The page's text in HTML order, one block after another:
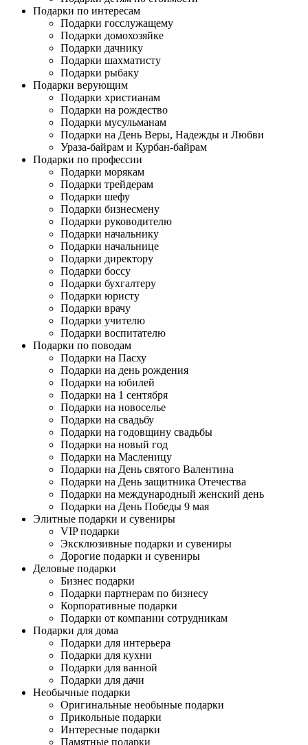
Подарки по интересам
Подарки госслужащему
Подарки домохозяйке
Подарки дачнику
Подарки шахматисту
Подарки рыбаку
Подарки верующим
Подарки христианам
Подарки на рождество
Подарки мусульманам
Подарки на День Веры, Надежды и Любви
Ураза-байрам и Курбан-байрам
Подарки по профессии
Подарки морякам
Подарки трейдерам
Подарки шефу
Подарки бизнесмену
Подарки руководителю
Подарки начальнику
Подарки начальнице
Подарки директору
Подарки боссу
Подарки бухгалтеру
Подарки юристу
Подарки врачу
Подарки учителю
Подарки воспитателю
Подарки по поводам
Подарки на Пасху
Подарки на день рождения
Подарки на юбилей
Подарки на 1 сентября
Подарки на новоселье
Подарки на свадьбу
Подарки на годовщину свадьбы
Подарки на новый год
Подарки на Масленицу
Подарки на День святого Валентина
Подарки на День защитника Отечества
Подарки на международный женский день
Подарки на День Победы 9 мая
Элитные подарки и сувениры
VIP подарки
Эксклюзивные подарки и сувениры
Дорогие подарки и сувениры
Деловые подарки
Бизнес подарки
Подарки партнерам по бизнесу
Корпоративные подарки
Подарки от компании сотрудникам
Подарки для дома
Подарки для интерьера
Подарки для кухни
Подарки для ванной
Подарки для дачи
Необычные подарки
Оригинальные необыные подарки
Прикольные подарки
Интересные подарки
Памятные подарки